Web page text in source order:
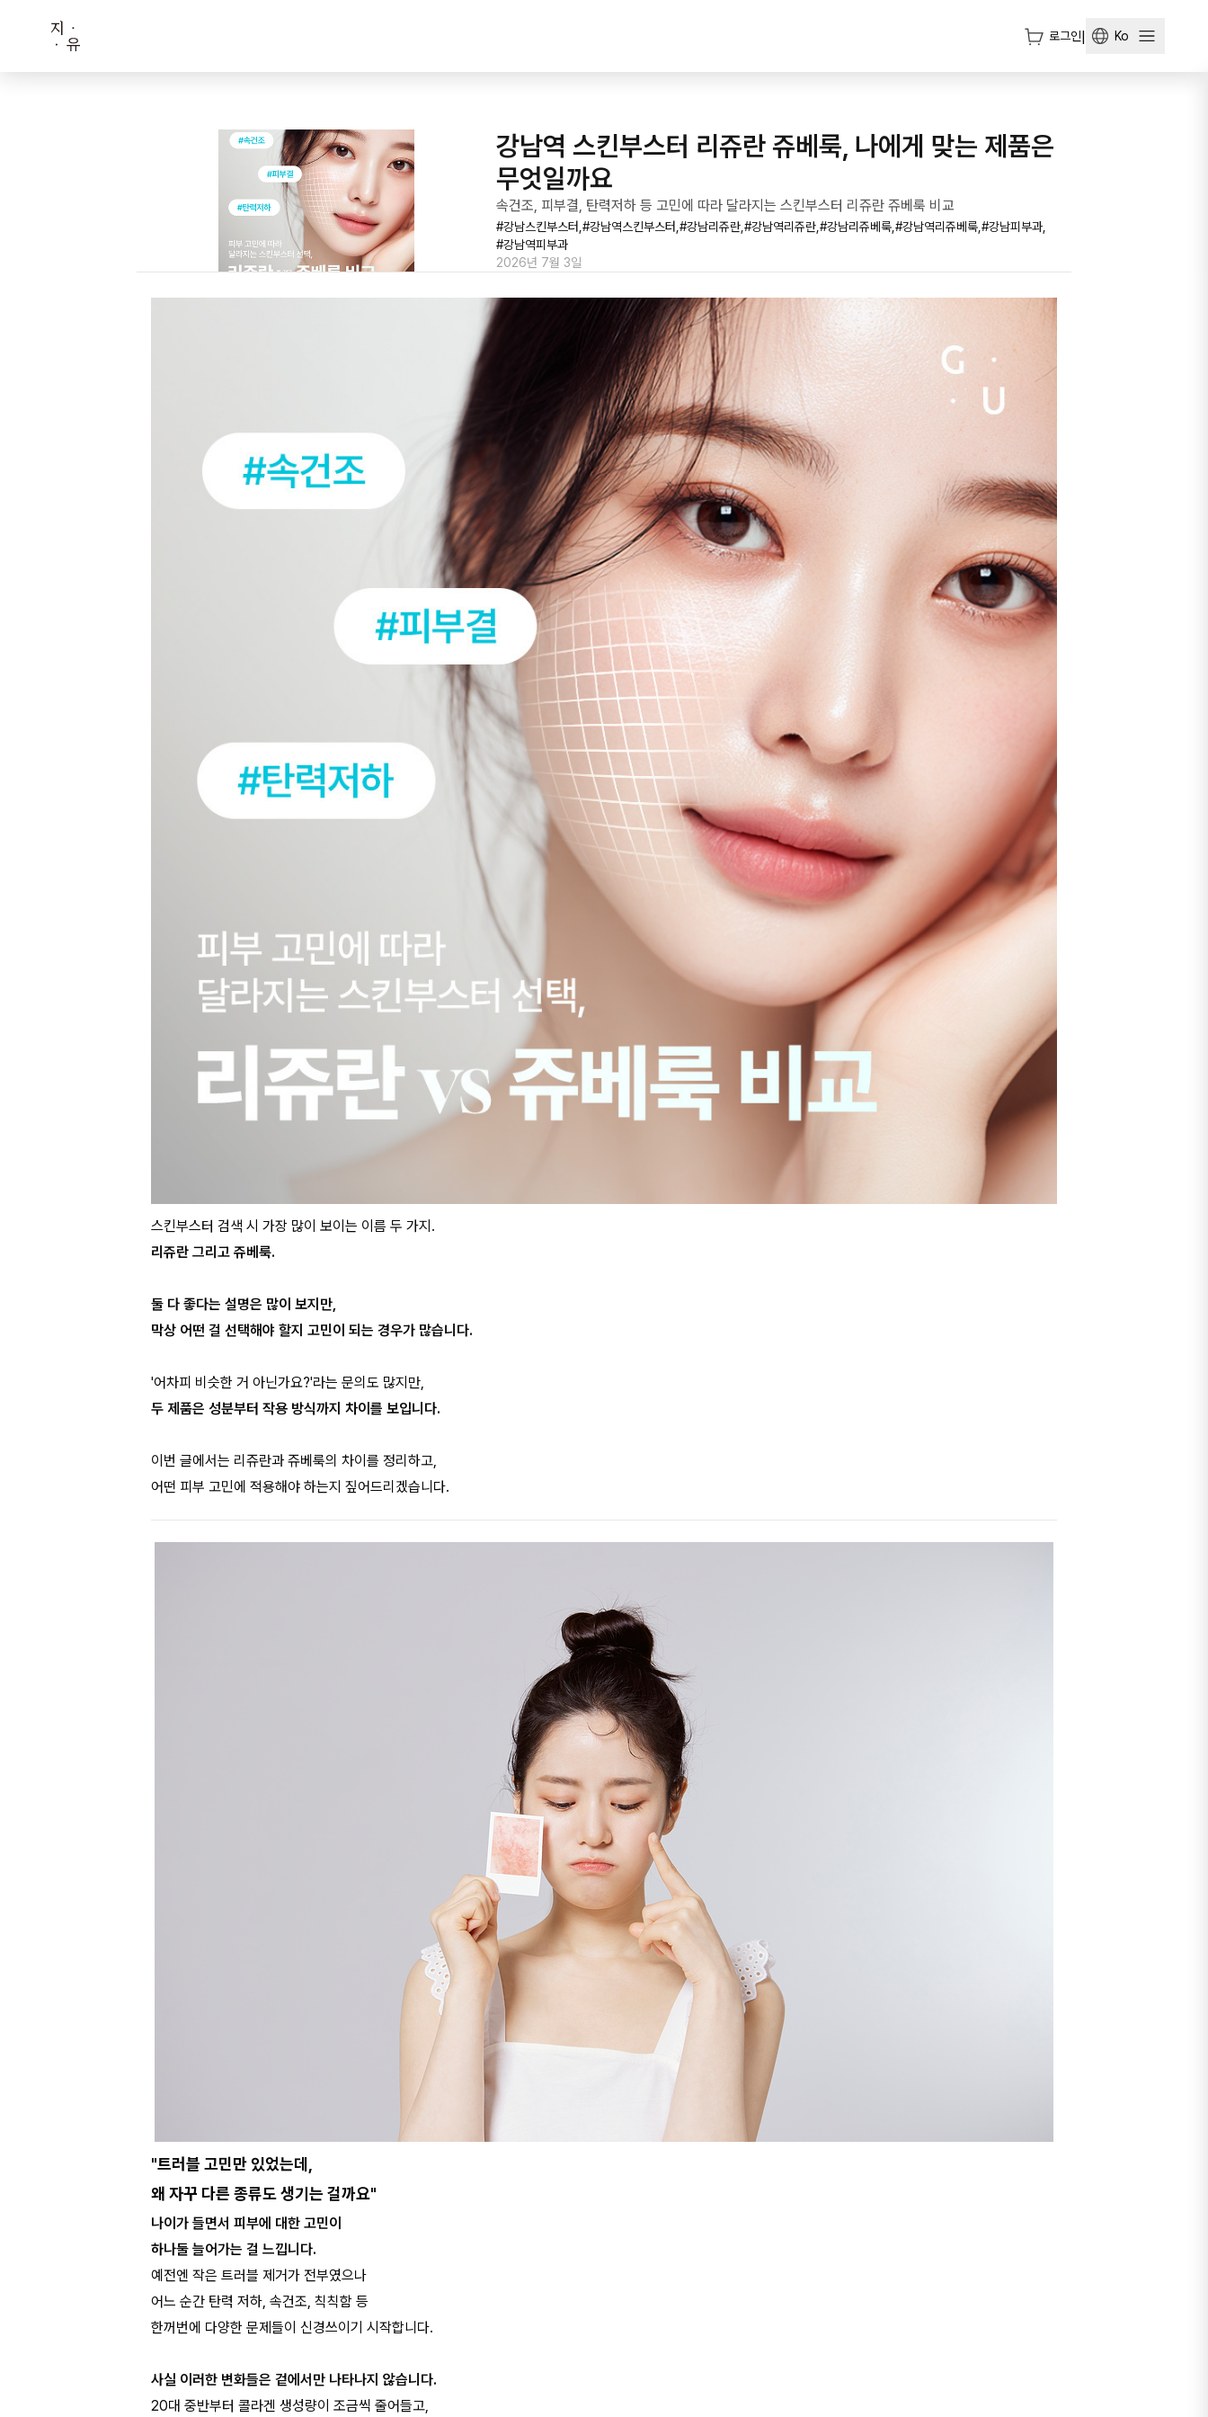
로그인 Ko
강남역 스킨부스터 리쥬란 쥬베룩, 나에게 맞는 제품은
무엇일까요
속건조, 피부결, 탄력저하 등 고민에 따라 달라지는 스킨부스터 리쥬란 쥬베룩 비교
#강남스킨부스터, #강남역스킨부스터, #강남리쥬란, #강남역리쥬란, #강남리쥬베룩, #강남역리쥬베룩, #강남피부과,
#강남역피부과
2026년 7월 3일
스킨부스터 검색 시 가장 많이 보이는 이름 두 가지.
리쥬란 그리고 쥬베룩.
둘 다 좋다는 설명은 많이 보지만,
막상 어떤 걸 선택해야 할지 고민이 되는 경우가 많습니다.
'어차피 비슷한 거 아닌가요?'라는 문의도 많지만,
두 제품은 성분부터 작용 방식까지 차이를 보입니다.
이번 글에서는 리쥬란과 쥬베룩의 차이를 정리하고,
어떤 피부 고민에 적용해야 하는지 짚어드리겠습니다.
"트러블 고민만 있었는데,
왜 자꾸 다른 종류도 생기는 걸까요"
나이가 들면서 피부에 대한 고민이
하나둘 늘어가는 걸 느낍니다.
예전엔 작은 트러블 제거가 전부였으나
어느 순간 탄력 저하, 속건조, 칙칙함 등
한꺼번에 다양한 문제들이 신경쓰이기 시작합니다.
사실 이러한 변화들은 겉에서만 나타나지 않습니다.
20대 중반부터 콜라겐 생성량이 조금씩 줄어들고,